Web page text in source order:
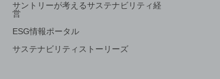
サントリーが考えるサステナビリティ経
営
ESG情報ポータル
サステナビリティストーリーズ